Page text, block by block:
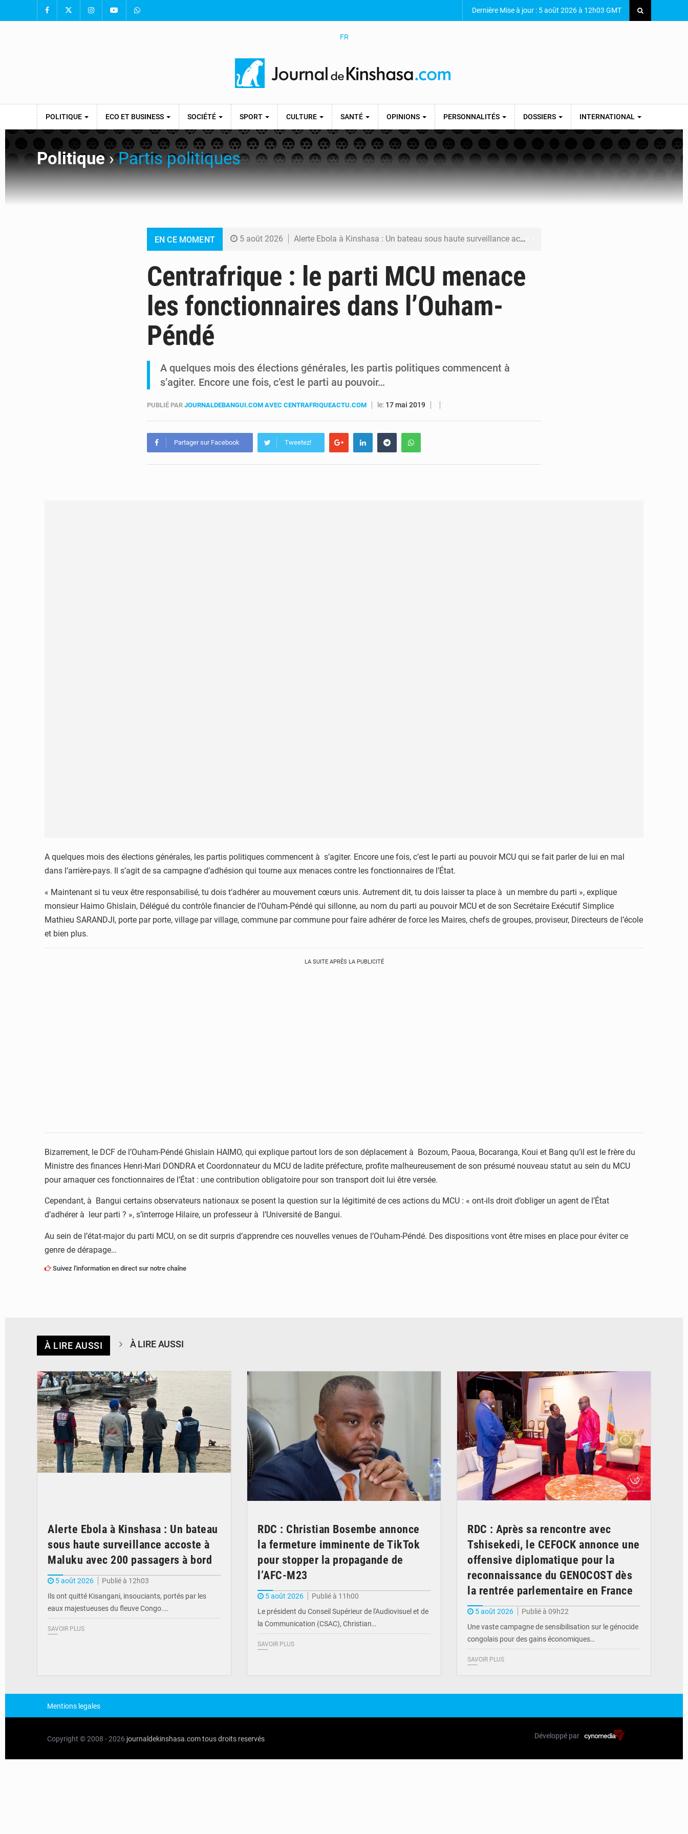
Dernière Mise à jour : 5 août 2026 à 12h03 GMT
FR
POLITIQUE ECO ET BUSINESS SOCIÉTÉ SPORT CULTURE SANTÉ OPINIONS PERSONNALITÉS DOSSIERS INTERNATIONAL
Politique›Partis politiques
EN CE MOMENT 5 août 2026 Alerte Ebola à Kinshasa : Un bateau sous haute surveillance accoste à Maluku avec 200 passagers à bord
5 août 2026 RDC : Après sa rencontre avec Tshisekedi, le CEFOCK annonce une offensive diplomatique pour la reconnaissance du GENOCOST dès la rentrée parlementaire en France
4 août 2026 Est de la RDC : Aimé Boji réclame un tribunal international pour juger trois décennies de crimes impunis
Centrafrique : le parti MCU menace
les fonctionnaires dans l’Ouham-
Péndé
A quelques mois des élections générales, les partis politiques commencent à
s’agiter. Encore une fois, c’est le parti au pouvoir…
PUBLIÉ PAR JOURNALDEBANGUI.COM AVEC CENTRAFRIQUEACTU.COM le: 17 mai 2019
Partager sur Facebook Tweetez!
A quelques mois des élections générales, les partis politiques commencent à s’agiter. Encore une fois, c’est le parti au pouvoir MCU qui se fait parler de lui en mal
dans l’arrière-pays. Il s’agit de sa campagne d’adhésion qui tourne aux menaces contre les fonctionnaires de l’État.
« Maintenant si tu veux être responsabilisé, tu dois t’adhérer au mouvement cœurs unis. Autrement dit, tu dois laisser ta place à un membre du parti », explique
monsieur Haimo Ghislain, Délégué du contrôle financier de l’Ouham-Péndé qui sillonne, au nom du parti au pouvoir MCU et de son Secrétaire Exécutif Simplice
Mathieu SARANDJI, porte par porte, village par village, commune par commune pour faire adhérer de force les Maires, chefs de groupes, proviseur, Directeurs de l’école
et bien plus.
LA SUITE APRÈS LA PUBLICITÉ
Bizarrement, le DCF de l’Ouham-Péndé Ghislain HAIMO, qui explique partout lors de son déplacement à Bozoum, Paoua, Bocaranga, Koui et Bang qu’il est le frère du
Ministre des finances Henri-Mari DONDRA et Coordonnateur du MCU de ladite préfecture, profite malheureusement de son présumé nouveau statut au sein du MCU
pour arnaquer ces fonctionnaires de l’État : une contribution obligatoire pour son transport doit lui être versée.
Cependant, à Bangui certains observateurs nationaux se posent la question sur la légitimité de ces actions du MCU : « ont-ils droit d’obliger un agent de l’État
d’adhérer à leur parti ? », s’interroge Hilaire, un professeur à l’Université de Bangui.
Au sein de l’état-major du parti MCU, on se dit surpris d’apprendre ces nouvelles venues de l’Ouham-Péndé. Des dispositions vont être mises en place pour éviter ce
genre de dérapage…
Suivez l'information en direct sur notre chaîne
À LIRE AUSSI À LIRE AUSSI
Alerte Ebola à Kinshasa : Un bateau
sous haute surveillance accoste à
Maluku avec 200 passagers à bord
5 août 2026
Publié à 12h03
Ils ont quitté Kisangani, insouciants, portés par les
eaux majestueuses du fleuve Congo.…
SAVOIR PLUS
RDC : Christian Bosembe annonce
la fermeture imminente de TikTok
pour stopper la propagande de
l’AFC-M23
5 août 2026
Publié à 11h00
Le président du Conseil Supérieur de l'Audiovisuel et de
la Communication (CSAC), Christian…
SAVOIR PLUS
RDC : Après sa rencontre avec
Tshisekedi, le CEFOCK annonce une
offensive diplomatique pour la
reconnaissance du GENOCOST dès
la rentrée parlementaire en France
5 août 2026
Publié à 09h22
Une vaste campagne de sensibilisation sur le génocide
congolais pour des gains économiques…
SAVOIR PLUS
Mentions legales
Copyright © 2008 - 2026 journaldekinshasa.comtous droits reservés Développé par